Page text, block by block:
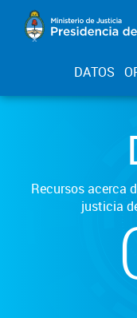
DATOS
Recursos acerca
justicia